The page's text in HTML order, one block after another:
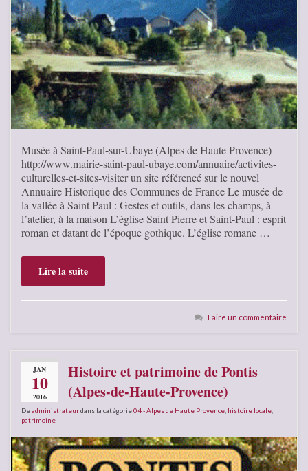
Musée à Saint-Paul-sur-Ubaye (Alpes de Haute Provence)
http://www.mairie-saint-paul-ubaye.com/annuaire/activites-
culturelles-et-sites-visiter un site référencé sur le nouvel
Annuaire Historique des Communes de France Le musée de
la vallée à Saint Paul : Gestes et outils, dans les champs, à
l’atelier, à la maison L’église Saint Pierre et Saint-Paul : esprit
roman et datant de l’époque gothique. L’église romane …
Lire la suite
Faire un commentaire
JAN
10
2016
Histoire et patrimoine de Pontis
(Alpes-de-Haute-Provence)
Deadministrateurdans la catégorie04 - Alpes de Haute Provence histoire locale
patrimoine